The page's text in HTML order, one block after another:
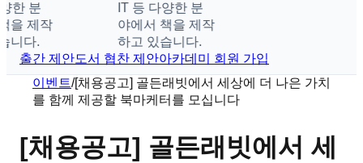
한 분
을 제작
니다.
IT 등 다양한 분
야에서 책을 제작
하고 있습니다.
출간 제안도서 협찬 제안아카데미 회원 가입
이벤트/[채용공고] 골든래빗에서 세상에 더 나은 가치
를 함께 제공할 북마케터를 모십니다
[채용공고] 골든래빗에서 세